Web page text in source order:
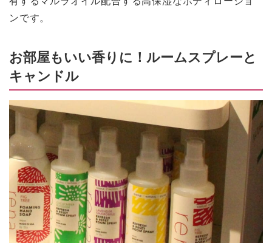
ンです。
お部屋もいい香りに！ルームスプレーと
キャンドル